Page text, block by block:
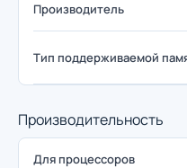
Производитель
Тип поддерживаемой
Производительность
Для процессоров